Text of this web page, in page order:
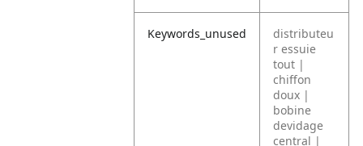
Keywords_unused
distributeu
r essuie
tout |
chiffon
doux |
bobine
devidage
central |